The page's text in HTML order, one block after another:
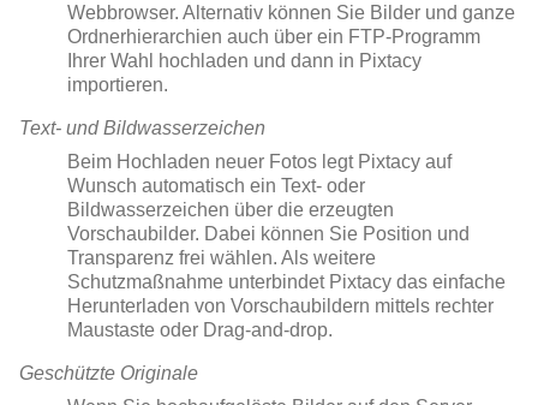
Webbrowser. Alternativ können Sie Bilder und ganze
Ordnerhierarchien auch über ein FTP-Programm
Ihrer Wahl hochladen und dann in Pixtacy
importieren.
Text- und Bildwasserzeichen
Beim Hochladen neuer Fotos legt Pixtacy auf
Wunsch automatisch ein Text- oder
Bildwasserzeichen über die erzeugten
Vorschaubilder. Dabei können Sie Position und
Transparenz frei wählen. Als weitere
Schutzmaßnahme unterbindet Pixtacy das einfache
Herunterladen von Vorschaubildern mittels rechter
Maustaste oder Drag-and-drop.
Geschützte Originale